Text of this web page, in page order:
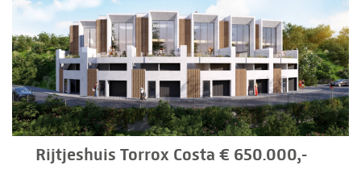
Rijtjeshuis Torrox Costa € 650.000,-